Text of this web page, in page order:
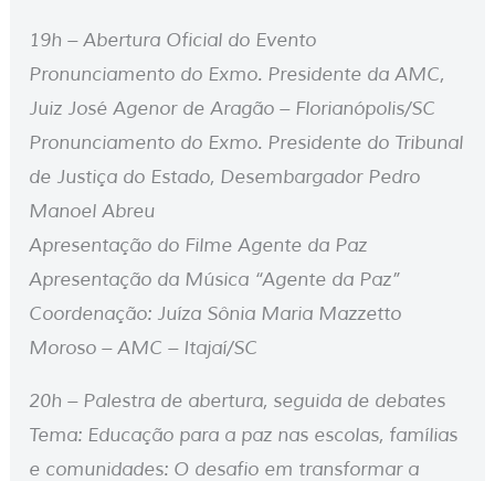
19h – Abertura Oficial do Evento
Pronunciamento do Exmo. Presidente da AMC,
Juiz José Agenor de Aragão – Florianópolis/SC
Pronunciamento do Exmo. Presidente do Tribunal
de Justiça do Estado, Desembargador Pedro
Manoel Abreu
Apresentação do Filme Agente da Paz
Apresentação da Música “Agente da Paz”
Coordenação: Juíza Sônia Maria Mazzetto
Moroso – AMC – Itajaí/SC
20h – Palestra de abertura, seguida de debates
Tema: Educação para a paz nas escolas, famílias
e comunidades: O desafio em transformar a